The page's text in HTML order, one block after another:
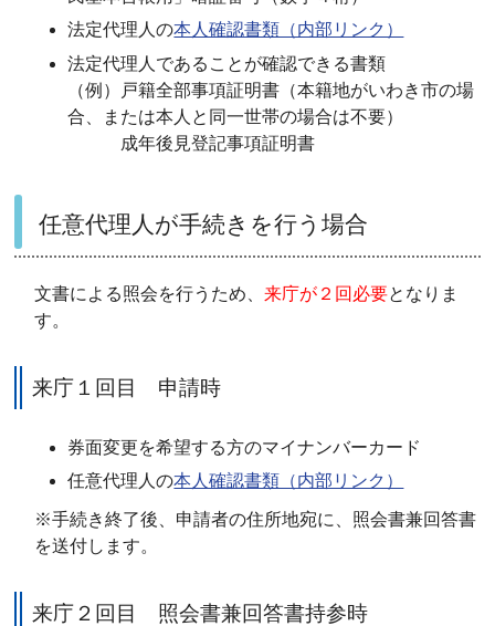
法定代理人の本人確認書類（内部リンク）
法定代理人であることが確認できる書類
（例）戸籍全部事項証明書（本籍地がいわき市の場
合、または本人と同一世帯の場合は不要）
成年後見登記事項証明書
任意代理人が手続きを行う場合
文書による照会を行うため、来庁が２回必要となりま
す。
来庁１回目 申請時
券面変更を希望する方のマイナンバーカード
任意代理人の本人確認書類（内部リンク）
※手続き終了後、申請者の住所地宛に、照会書兼回答書
を送付します。
来庁２回目 照会書兼回答書持参時